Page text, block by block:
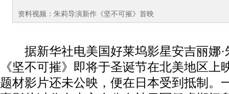
资料视频：朱莉导演新作《坚不可摧》首映
据新华社电美国好莱坞影星安吉丽娜·
《坚不可摧》即将于圣诞节在北美地区上
题材影片还未公映，便在日本受到抵制。